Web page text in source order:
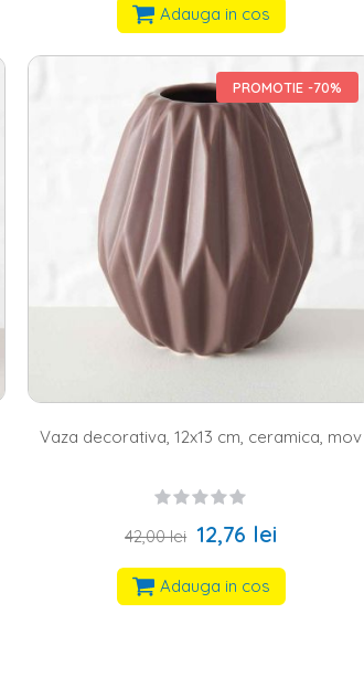
Adauga in cos
PROMOTIE -70%
Vaza decorativa, 12x13 cm, ceramica, mov
42,00 lei 12,76 lei
Adauga in cos